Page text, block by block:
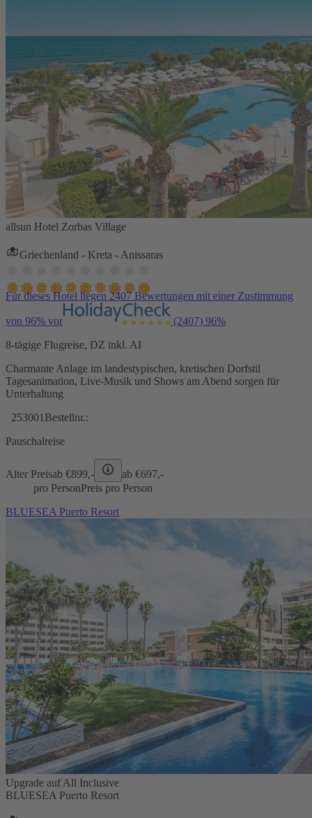
allsun Hotel Zorbas Village
Griechenland - Kreta - Anissaras
Für dieses Hotel liegen 2407 Bewertungen mit einer Zustimmung
von 96% vor (2407) 96%
8-tägige Flugreise, DZ inkl. AI
Charmante Anlage im landestypischen, kretischen Dorfstil
Tagesanimation, Live-Musik und Shows am Abend sorgen für
Unterhaltung
253001 Bestellnr.:
Pauschalreise
Alter Preisab €899,- ab €697,-
pro PersonPreis pro Person
BLUESEA Puerto Resort
Upgrade auf All Inclusive
BLUESEA Puerto Resort